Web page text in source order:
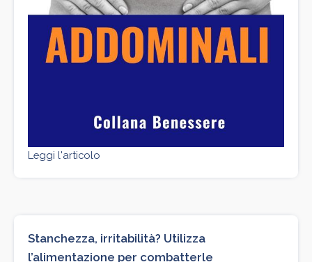
Leggi l'articolo
Stanchezza, irritabilità? Utilizza
l’alimentazione per combatterle